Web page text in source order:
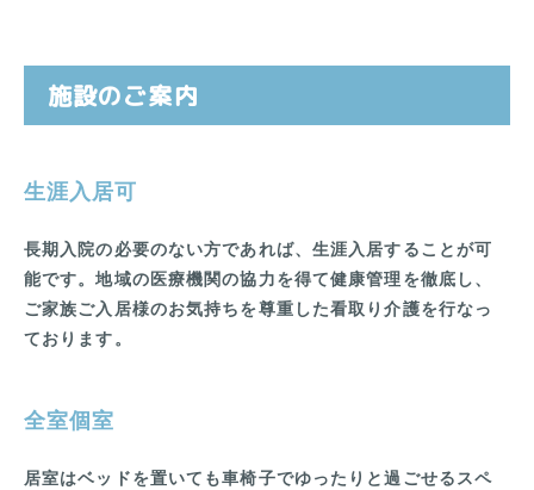
施設のご案内
生涯入居可
長期入院の必要のない方であれば、生涯入居することが可
能です。地域の医療機関の協力を得て健康管理を徹底し、
ご家族ご入居様のお気持ちを尊重した看取り介護を行なっ
ております。
全室個室
居室はベッドを置いても車椅子でゆったりと過ごせるスペ